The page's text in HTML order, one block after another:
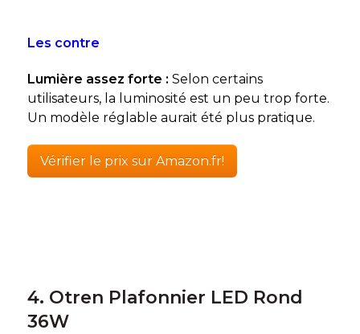
Les contre
Lumière assez forte : Selon certains
utilisateurs, la luminosité est un peu trop forte.
Un modèle réglable aurait été plus pratique.
Vérifier le prix sur Amazon.fr!
4. Otren Plafonnier LED Rond
36W